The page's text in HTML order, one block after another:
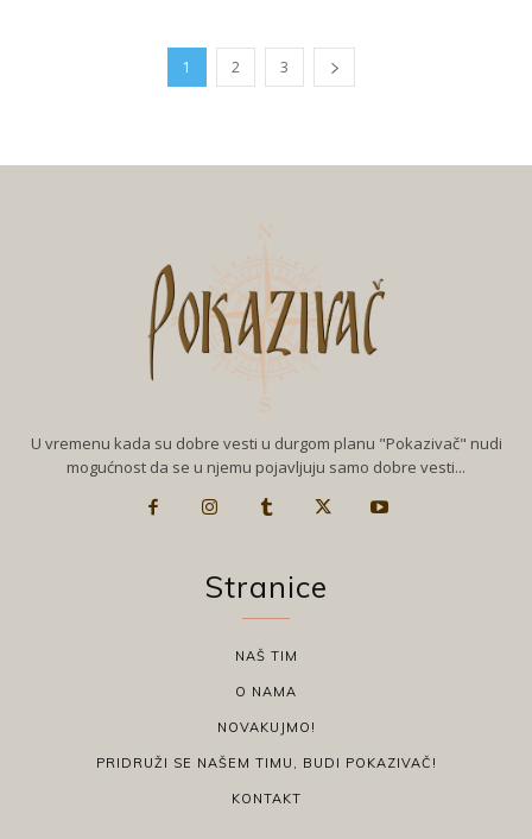
1 2 3
U vremenu kada su dobre vesti u durgom planu "Pokazivač" nudi
mogućnost da se u njemu pojavljuju samo dobre vesti...
Stranice
NAŠ TIM
O NAMA
NOVAKUJMO!
PRIDRUŽI SE NAŠEM TIMU, BUDI POKAZIVAČ!
KONTAKT